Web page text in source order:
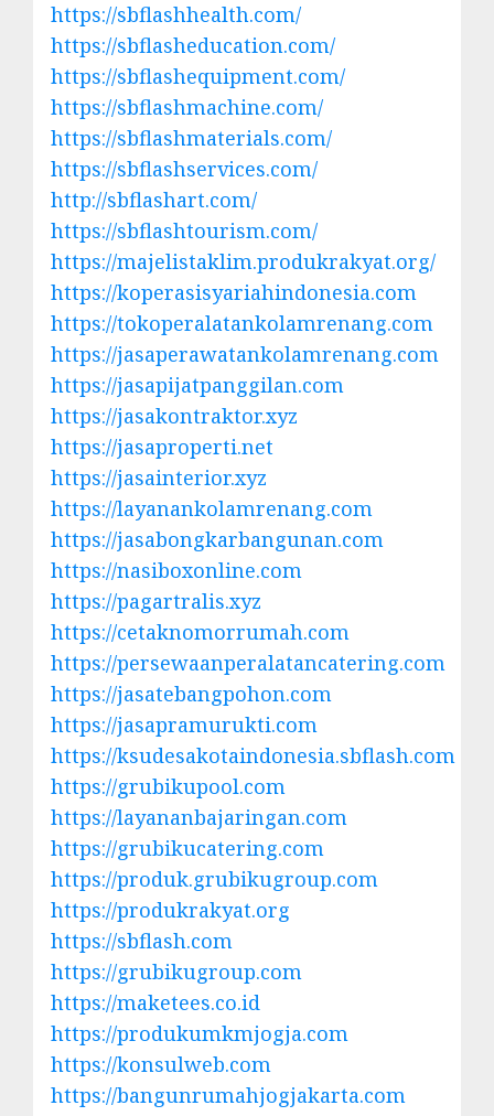
https://sbflashhealth.com/
https://sbflasheducation.com/
https://sbflashequipment.com/
https://sbflashmachine.com/
https://sbflashmaterials.com/
https://sbflashservices.com/
http://sbflashart.com/
https://sbflashtourism.com/
https://majelistaklim.produkrakyat.org/
https://koperasisyariahindonesia.com
https://tokoperalatankolamrenang.com
https://jasaperawatankolamrenang.com
https://jasapijatpanggilan.com
https://jasakontraktor.xyz
https://jasaproperti.net
https://jasainterior.xyz
https://layanankolamrenang.com
https://jasabongkarbangunan.com
https://nasiboxonline.com
https://pagartralis.xyz
https://cetaknomorrumah.com
https://persewaanperalatancatering.com
https://jasatebangpohon.com
https://jasapramurukti.com
https://ksudesakotaindonesia.sbflash.com
https://grubikupool.com
https://layananbajaringan.com
https://grubikucatering.com
https://produk.grubikugroup.com
https://produkrakyat.org
https://sbflash.com
https://grubikugroup.com
https://maketees.co.id
https://produkumkmjogja.com
https://konsulweb.com
https://bangunrumahjogjakarta.com